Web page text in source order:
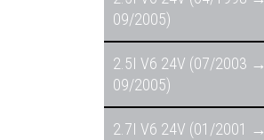
09/2005)
2.5I V6 24V (07/2003 →
09/2005)
2.7I V6 24V (01/2001 →